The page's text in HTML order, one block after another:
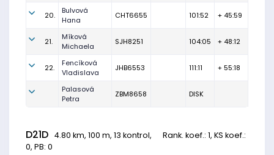
20.
Bulvová
Hana
CHT6655 101:52 + 45:59
21.
Míková
Michaela
SJH8251 104:05 + 48:12
22.
Fencíková
Vladislava
JHB6553 111:11 + 55:18
Palasová
Petra
ZBM8658 DISK
D21D 4.80 km, 100 m, 13 kontrol, Rank. koef.: 1, KS koef.:
0, PB: 0